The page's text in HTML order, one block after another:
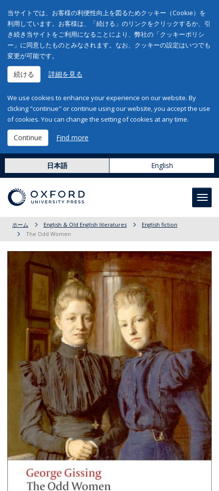
当サイトでは、お客様の利便性向上を図るためクッキー（Cookie）を
利用しています。お客様は、「続ける」のリンクをクリックするか、引
き続き当サイトをご利用になることにより、弊社の「クッキーポリシ
ー」に同意したものとみなされます。なお、クッキーの設定はいつでも
変更が可能です。
続ける 詳細を見る
We use cookies to enhance your experience on our website. By
clicking "continue" or continue using our website, you accept the use
of cookies. You can change the setting of cookies at any time.
Continue Find more
日本語 English
ホーム English & Old English literatures
English fiction
The Odd Women